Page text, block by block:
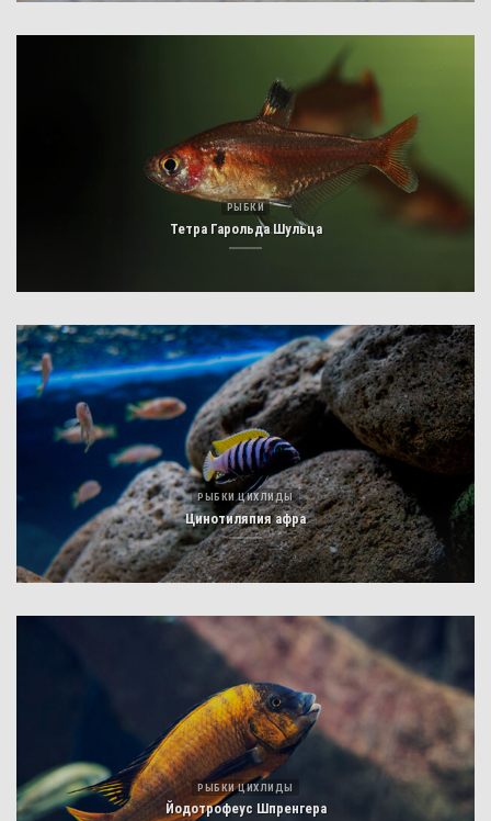
РЫБКИ
Тетра Гарольда Шульца
РЫБКИ ЦИХЛИДЫ
Цинотиляпия афра
РЫБКИ ЦИХЛИДЫ
Йодотрофеус Шпренгера